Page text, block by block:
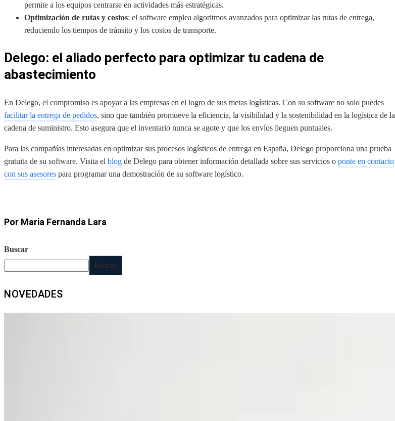
permite a los equipos centrarse en actividades más estratégicas.
Optimización de rutas y costos: el software emplea algoritmos avanzados para optimizar las rutas de entrega,
reduciendo los tiempos de tránsito y los costos de transporte.
Delego: el aliado perfecto para optimizar tu cadena de
abastecimiento
En Delego, el compromiso es apoyar a las empresas en el logro de sus metas logísticas. Con su software no solo puedes
facilitar la entrega de pedidos, sino que también promueve la eficiencia, la visibilidad y la sostenibilidad en la logística de la
cadena de suministro. Esto asegura que el inventario nunca se agote y que los envíos lleguen puntuales.
Para las compañías interesadas en optimizar sus procesos logísticos de entrega en España, Delego proporciona una prueba
gratuita de su software. Visita el blog de Delego para obtener información detallada sobre sus servicios o ponte en contacto
con sus asesores para programar una demostración de su software logístico.
Por Maria Fernanda Lara
Buscar
Buscar
NOVEDADES